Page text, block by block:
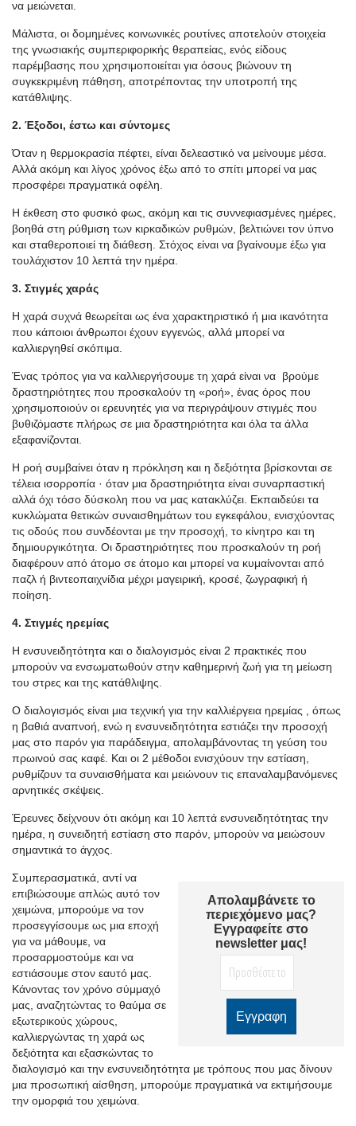
να μειώνεται.
Μάλιστα, οι δομημένες κοινωνικές ρουτίνες αποτελούν στοιχεία
της γνωσιακής συμπεριφορικής θεραπείας, ενός είδους
παρέμβασης που χρησιμοποιείται για όσους βιώνουν τη
συγκεκριμένη πάθηση, αποτρέποντας την υποτροπή της
κατάθλιψης.
2. Έξοδοι, έστω και σύντομες
Όταν η θερμοκρασία πέφτει, είναι δελεαστικό να μείνουμε μέσα.
Αλλά ακόμη και λίγος χρόνος έξω από το σπίτι μπορεί να μας
προσφέρει πραγματικά οφέλη.
Η έκθεση στο φυσικό φως, ακόμη και τις συννεφιασμένες ημέρες,
βοηθά στη ρύθμιση των κιρκαδικών ρυθμών, βελτιώνει τον ύπνο
και σταθεροποιεί τη διάθεση. Στόχος είναι να βγαίνουμε έξω για
τουλάχιστον 10 λεπτά την ημέρα.
3. Στιγμές χαράς
Η χαρά συχνά θεωρείται ως ένα χαρακτηριστικό ή μια ικανότητα
που κάποιοι άνθρωποι έχουν εγγενώς, αλλά μπορεί να
καλλιεργηθεί σκόπιμα.
Ένας τρόπος για να καλλιεργήσουμε τη χαρά είναι να βρούμε
δραστηριότητες που προσκαλούν τη «ροή», ένας όρος που
χρησιμοποιούν οι ερευνητές για να περιγράψουν στιγμές που
βυθιζόμαστε πλήρως σε μια δραστηριότητα και όλα τα άλλα
εξαφανίζονται.
Η ροή συμβαίνει όταν η πρόκληση και η δεξιότητα βρίσκονται σε
τέλεια ισορροπία · όταν μια δραστηριότητα είναι συναρπαστική
αλλά όχι τόσο δύσκολη που να μας κατακλύζει. Εκπαιδεύει τα
κυκλώματα θετικών συναισθημάτων του εγκεφάλου, ενισχύοντας
τις οδούς που συνδέονται με την προσοχή, το κίνητρο και τη
δημιουργικότητα. Οι δραστηριότητες που προσκαλούν τη ροή
διαφέρουν από άτομο σε άτομο και μπορεί να κυμαίνονται από
παζλ ή βιντεοπαιχνίδια μέχρι μαγειρική, κροσέ, ζωγραφική ή
ποίηση.
4. Στιγμές ηρεμίας
Η ενσυνειδητότητα και ο διαλογισμός είναι 2 πρακτικές που
μπορούν να ενσωματωθούν στην καθημερινή ζωή για τη μείωση
του στρες και της κατάθλιψης.
Ο διαλογισμός είναι μια τεχνική για την καλλιέργεια ηρεμίας , όπως
η βαθιά αναπνοή, ενώ η ενσυνειδητότητα εστιάζει την προσοχή
μας στο παρόν για παράδειγμα, απολαμβάνοντας τη γεύση του
πρωινού σας καφέ. Και οι 2 μέθοδοι ενισχύουν την εστίαση,
ρυθμίζουν τα συναισθήματα και μειώνουν τις επαναλαμβανόμενες
αρνητικές σκέψεις.
Έρευνες δείχνουν ότι ακόμη και 10 λεπτά ενσυνειδητότητας την
ημέρα, η συνειδητή εστίαση στο παρόν, μπορούν να μειώσουν
σημαντικά το άγχος.
Απολαμβάνετε το
περιεχόμενο μας?
Εγγραφείτε στο
newsletter μας!
Συμπερασματικά, αντί να
επιβιώσουμε απλώς αυτό τον
χειμώνα, μπορούμε να τον
προσεγγίσουμε ως μια εποχή
για να μάθουμε, να
προσαρμοστούμε και να
εστιάσουμε στον εαυτό μας.
Κάνοντας τον χρόνο σύμμαχό
μας, αναζητώντας το θαύμα σε
εξωτερικούς χώρους,
καλλιεργώντας τη χαρά ως
δεξιότητα και εξασκώντας το
διαλογισμό και την ενσυνειδητότητα με τρόπους που μας δίνουν
μια προσωπική αίσθηση, μπορούμε πραγματικά να εκτιμήσουμε
την ομορφιά του χειμώνα.